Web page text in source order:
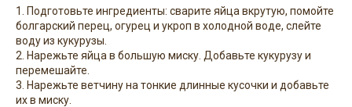
1. Подготовьте ингредиенты: сварите яйца вкрутую, помойте
болгарский перец, огурец и укроп в холодной воде, слейте
воду из кукурузы.
2. Нарежьте яйца в большую миску. Добавьте кукурузу и
перемешайте.
3. Нарежьте ветчину на тонкие длинные кусочки и добавьте
их в миску.